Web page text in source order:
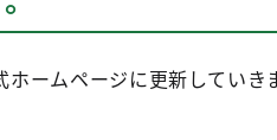
ームページに更新していき